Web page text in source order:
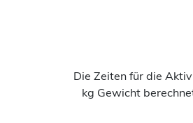
Die Zeiten für die
kg Gewicht